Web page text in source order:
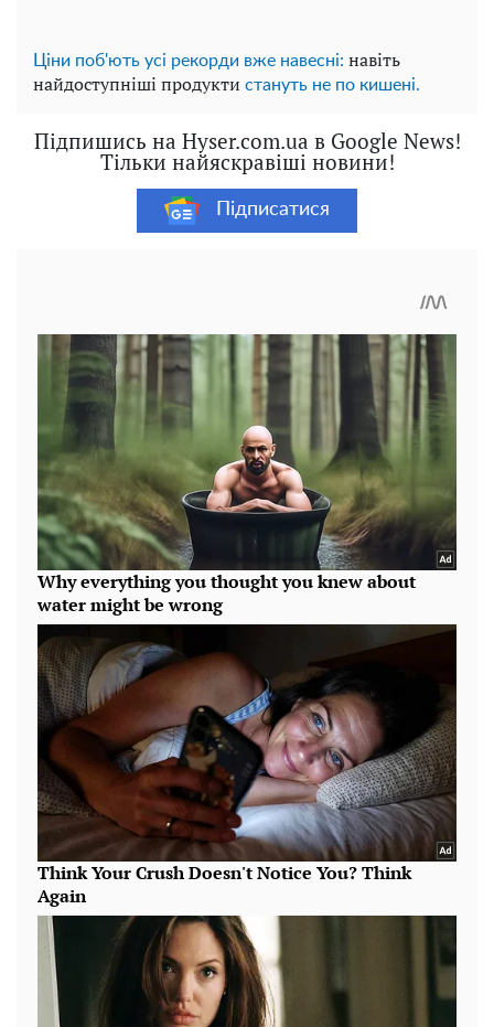
Ціни поб'ють усі рекорди вже навесні: навіть
найдоступніші продукти стануть не по кишені.
Підпишись на Hyser.com.ua в Google News!
Тільки найяскравіші новини!
Підписатися